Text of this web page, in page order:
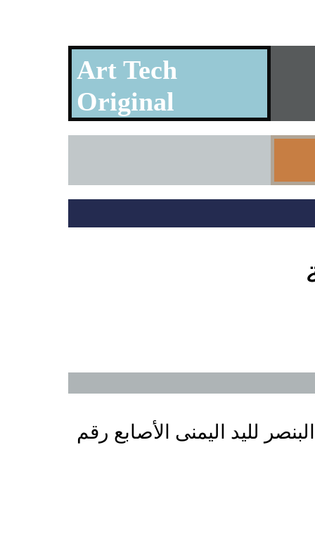
Art Tech
Original
لليد اليمنى الأصابع رقم